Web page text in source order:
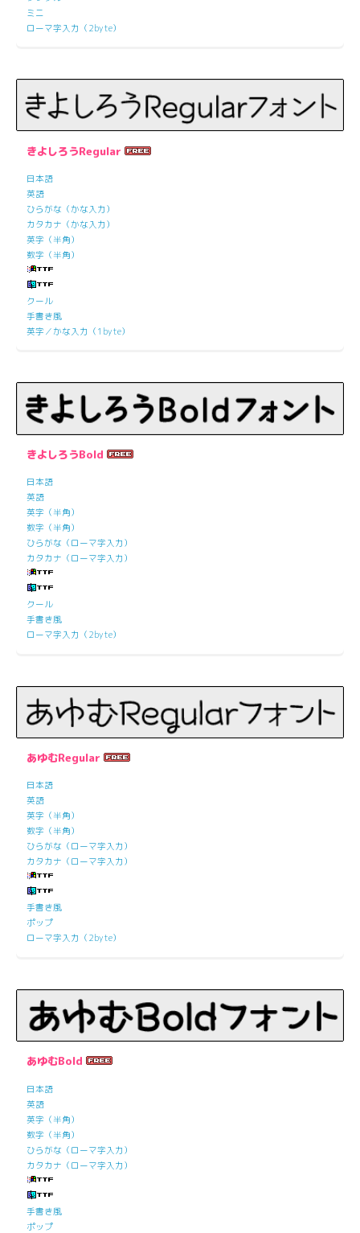
ミニ
ローマ字入力（2byte）
きよしろうRegular
日本語
英語
ひらがな（かな入力）
カタカナ（かな入力）
英字（半角）
数字（半角）
クール
手書き風
英字／かな入力（1byte）
きよしろうBold
日本語
英語
英字（半角）
数字（半角）
ひらがな（ローマ字入力）
カタカナ（ローマ字入力）
クール
手書き風
ローマ字入力（2byte）
あゆむRegular
日本語
英語
英字（半角）
数字（半角）
ひらがな（ローマ字入力）
カタカナ（ローマ字入力）
手書き風
ポップ
ローマ字入力（2byte）
あゆむBold
日本語
英語
英字（半角）
数字（半角）
ひらがな（ローマ字入力）
カタカナ（ローマ字入力）
手書き風
ポップ